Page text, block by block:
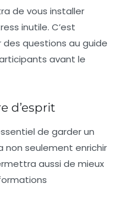
de vous installer
inutile. C’est
questions au guide
avant le
d’esprit
de garder un
non seulement enrichir
aussi de mieux